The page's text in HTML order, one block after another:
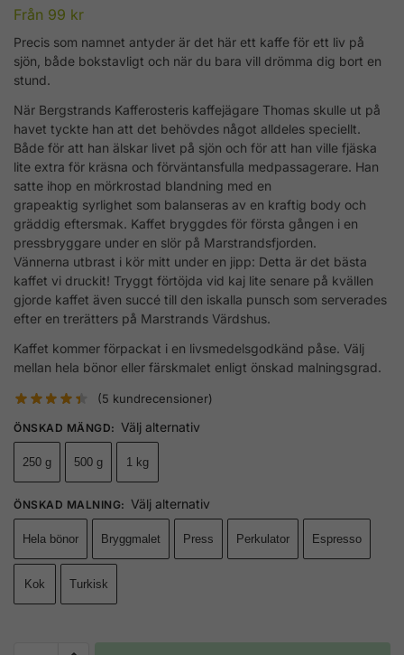
Från 99 kr
Precis som namnet antyder är det här ett kaffe för ett liv på
sjön, både bokstavligt och när du bara vill drömma dig bort en
stund.
När Bergstrands Kafferosteris kaffejägare Thomas skulle ut på
havet tyckte han att det behövdes något alldeles speciellt.
Både för att han älskar livet på sjön och för att han ville fjäska
lite extra för kräsna och förväntansfulla medpassagerare. Han
satte ihop en mörkrostad blandning med en
grapeaktig syrlighet som balanseras av en kraftig body och
gräddig eftersmak. Kaffet bryggdes för första gången i en
pressbryggare under en slör på Marstrandsfjorden.
Vännerna utbrast i kör mitt under en jipp: Detta är det bästa
kaffet vi druckit! Tryggt förtöjda vid kaj lite senare på kvällen
gjorde kaffet även succé till den iskalla punsch som serverades
efter en trerätters på Marstrands Värdshus.
Kaffet kommer förpackat i en livsmedelsgodkänd påse. Välj
mellan hela bönor eller färskmalet enligt önskad malningsgrad.
(5 kundrecensioner)
ÖNSKAD MÄNGD: Välj alternativ
250 g 500 g 1 kg
ÖNSKAD MALNING: Välj alternativ
Hela bönor Bryggmalet Press Perkulator Espresso
Kok Turkisk